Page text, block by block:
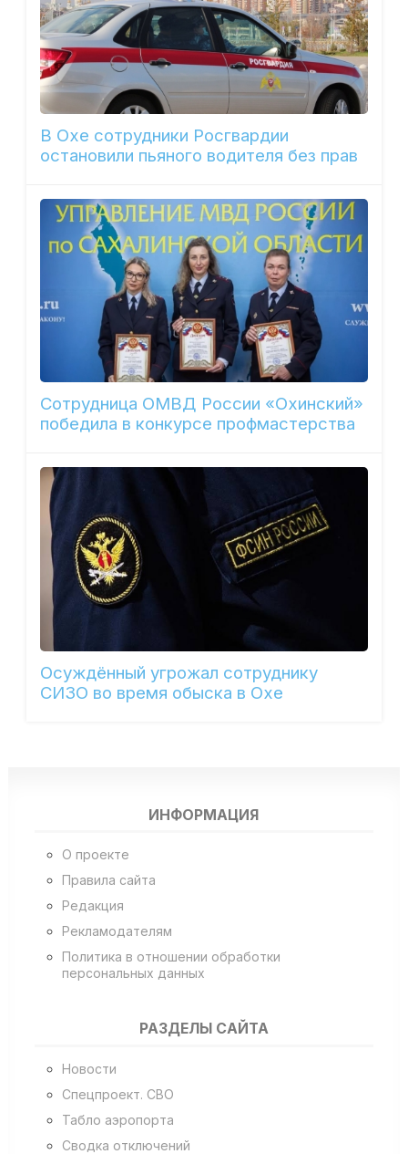
В Охе сотрудники Росгвардии
остановили пьяного водителя без прав
Сотрудница ОМВД России «Охинский»
победила в конкурсе профмастерства
Осуждённый угрожал сотруднику
СИЗО во время обыска в Охе
ИНФОРМАЦИЯ
О проекте
Правила сайта
Редакция
Рекламодателям
Политика в отношении обработки
персональных данных
РАЗДЕЛЫ САЙТА
Новости
Спецпроект. СВО
Табло аэропорта
Сводка отключений